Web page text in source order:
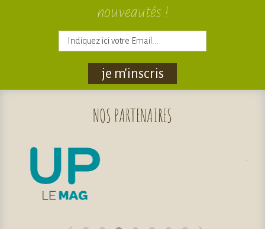
nouveautés !
je m'inscris
NOS PARTENAIRES